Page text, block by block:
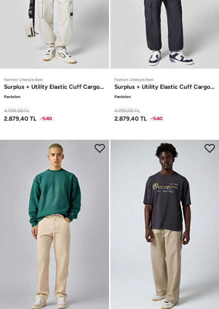
Fashion Lifestyle Best
Surplus + Utility Elastic Cuff Cargo Pant
Pantolon
4.799,00TL
2.879,40 TL -%40
Fashion Lifestyle Best
Surplus + Utility Elastic Cuff Cargo
Pantolon
4.799,00TL
2.879,40 TL -%40